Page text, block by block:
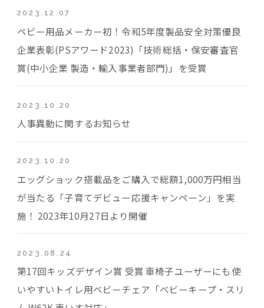
2023.12.07
ベビー用品メーカー初！令和5年度製品安全対策優良
企業表彰(PSアワード2023)「技術総括・保安審査官
賞(中小企業 製造・輸入事業者部門)」を受賞
2023.10.20
人事異動に関するお知らせ
2023.10.20
エッグショック搭載品をご購入で総額1,000万円相当
が当たる「子育てデビュー応援キャンペーン」を実
施！ 2023年10月27日より開催
2023.08.24
第17回キッズデザイン賞 受賞 車椅子ユーザーにも使
いやすいトイレ用ベビーチェア「ベビーキープ・スリ